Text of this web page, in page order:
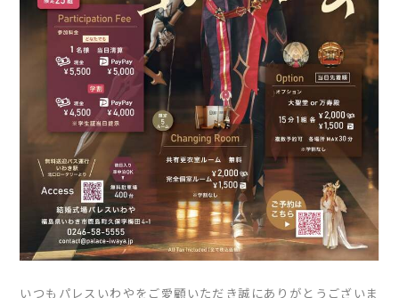
いつもパレスいわやをご愛顧いただき誠にありがとうございま